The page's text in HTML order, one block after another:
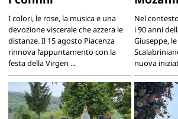
I colori, le rose, la musica e una
devozione viscerale che azzera le
distanze. Il 15 agosto Piacenza
rinnova l’appuntamento con la
festa della Virgen ...
Nel
i 90 anni
Giuseppe,
nuova